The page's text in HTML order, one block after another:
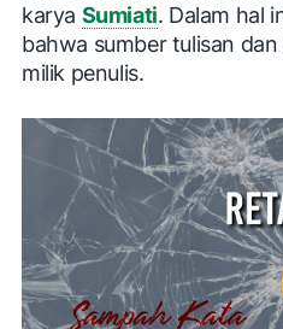
karya Sumiati. Dalam hal
bahwa sumber tulisan
milik penulis.